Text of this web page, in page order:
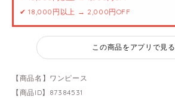
✔ 18,000円以上 → 2,000円OFF
この商品をアプリで見る
【商品名】ワンピース
【商品ID】87384531